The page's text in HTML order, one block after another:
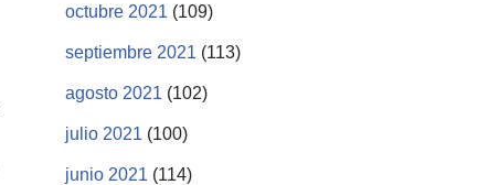
octubre 2021 (109)
septiembre 2021 (113)
agosto 2021 (102)
julio 2021 (100)
junio 2021 (114)